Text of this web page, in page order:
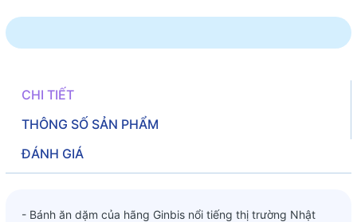
CHI TIẾT
THÔNG SỐ SẢN PHẨM
ĐÁNH GIÁ
- Bánh ăn dặm của hãng Ginbis nổi tiếng thị trường Nhật